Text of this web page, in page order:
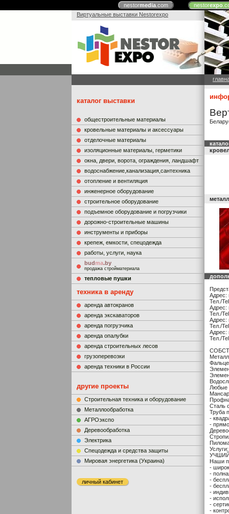
nestormedia.com nestorexpo
Виртуальные выставки Nestorexpo
каталог выставки
общестроительные материалы
кровельные материалы и аксессуары
отделочные материалы
изоляционные материалы, герметики
окна, двери, ворота, ограждения, ландшафт
водоснабжение,канализация,сантехника
отопление и вентиляция
инженерное оборудование
строительное оборудование
подъемное оборудование и погрузчики
дорожно-строительные машины
инструменты и приборы
крепеж, емкости, спецодежда
работы, услуги, наука
budma.by
продажа стройматериала
тепловые пушки
техника в аренду
аренда автокранов
аренда экскаваторов
аренда погрузчика
аренда опалубки
аренда строительных лесов
грузоперевозки
аренда техники в России
другие проекты
Строительная техника и оборудование
Металлообработка
АГРОэкспо
Деревообработка
Электрика
Cпецодежда и средства защиты
Мировая энергетика (Украина)
личный кабинет
Адрес:
Тел./
Адрес:
Тел./
Адрес:
Тел./
Адрес:
Тел./
Любые
Сталь
Труба
-
-
УЧШИЙ
Наши
-
-
-
-
-
-
-
-